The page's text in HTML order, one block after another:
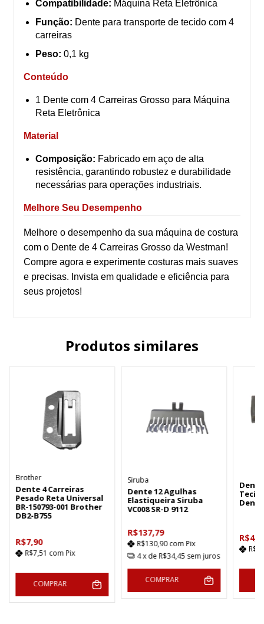
Compatibilidade: Máquina Reta Eletrônica
Função: Dente para transporte de tecido com 4
carreiras
Peso: 0,1 kg
Conteúdo
1 Dente com 4 Carreiras Grosso para Máquina
Reta Eletrônica
Material
Composição: Fabricado em aço de alta
resistência, garantindo robustez e durabilidade
necessárias para operações industriais.
Melhore Seu Desempenho
Melhore o desempenho da sua máquina de costura
com o Dente de 4 Carreiras Grosso da Westman!
Compre agora e experimente costuras mais suaves
e precisas. Invista em qualidade e eficiência para
seus projetos!
Produtos similares
Brother
Dente 4 Carreiras
Pesado Reta Universal
BR-150793-001 Brother
DB2-B755
R$7,90
R$7,51 com Pix
COMPRAR
Siruba
Dente 12 Agulhas
Elastiqueira Siruba
VC008 SR-D 9112
R$137,79
R$130,90com Pix
4x de R$34,45 sem juros
COMPRAR